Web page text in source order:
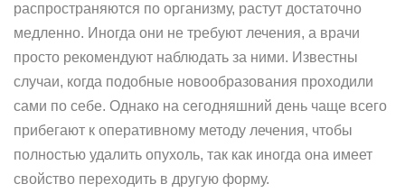
распространяются по организму, растут достаточно
медленно. Иногда они не требуют лечения, а врачи
просто рекомендуют наблюдать за ними. Известны
случаи, когда подобные новообразования проходили
сами по себе. Однако на сегодняшний день чаще всего
прибегают к оперативному методу лечения, чтобы
полностью удалить опухоль, так как иногда она имеет
свойство переходить в другую форму.